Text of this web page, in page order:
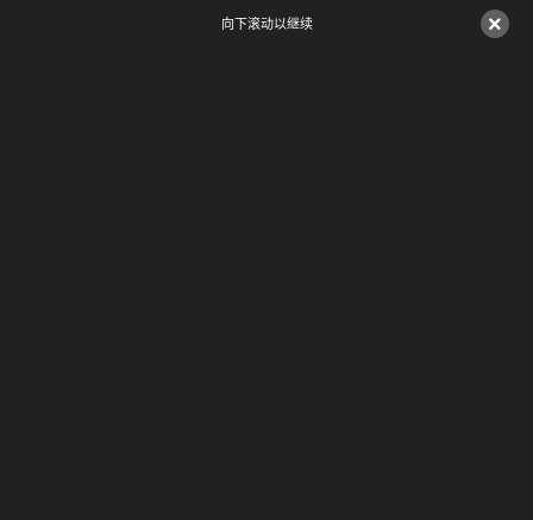
×
向下滚动以继续